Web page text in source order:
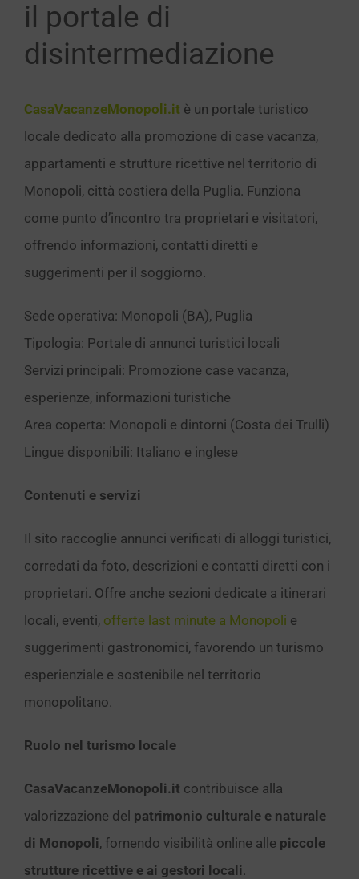
il portale di
disintermediazione
CasaVacanzeMonopoli.it è un portale turistico
locale dedicato alla promozione di case vacanza,
appartamenti e strutture ricettive nel territorio di
Monopoli, città costiera della Puglia. Funziona
come punto d’incontro tra proprietari e visitatori,
offrendo informazioni, contatti diretti e
suggerimenti per il soggiorno.
Sede operativa: Monopoli (BA), Puglia
Tipologia: Portale di annunci turistici locali
Servizi principali: Promozione case vacanza,
esperienze, informazioni turistiche
Area coperta: Monopoli e dintorni (Costa dei Trulli)
Lingue disponibili: Italiano e inglese
Contenuti e servizi
Il sito raccoglie annunci verificati di alloggi turistici,
corredati da foto, descrizioni e contatti diretti con i
proprietari. Offre anche sezioni dedicate a itinerari
locali, eventi, offerte last minute a Monopoli e
suggerimenti gastronomici, favorendo un turismo
esperienziale e sostenibile nel territorio
monopolitano.
Ruolo nel turismo locale
CasaVacanzeMonopoli.it contribuisce alla
valorizzazione del patrimonio culturale e naturale
di Monopoli, fornendo visibilità online alle piccole
strutture ricettive e ai gestori locali.